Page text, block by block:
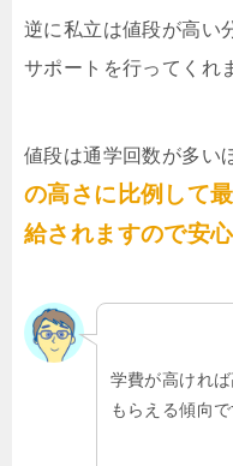
逆に私立は値段が高い
サポートを行ってくれ
値段は通学回数が多い
の高さに比例して
給されますので安
学費が高けれ
もらえる傾向で